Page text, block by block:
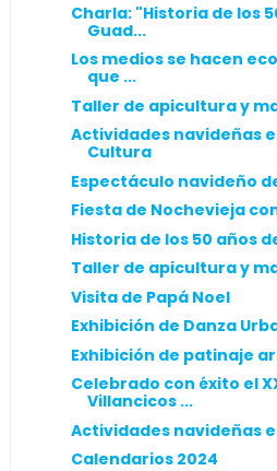
Charla: "Historia de los
Guad...
Los medios se hacen
que ...
Taller de apicultura y
Actividades navideñas
Cultura
Espectáculo navideño
Fiesta de Nochevieja
Historia de los 50 años
Taller de apicultura y
Visita de Papá Noel
Exhibición de Danza
Exhibición de patinaje
Celebrado con éxito el
Villancicos ...
Actividades navideñas
Calendarios 2024